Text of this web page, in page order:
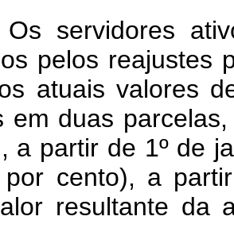
servidores
pelos reajustes
atuais valores
em duas
a partir de 1º de
por cento), a
resultante da